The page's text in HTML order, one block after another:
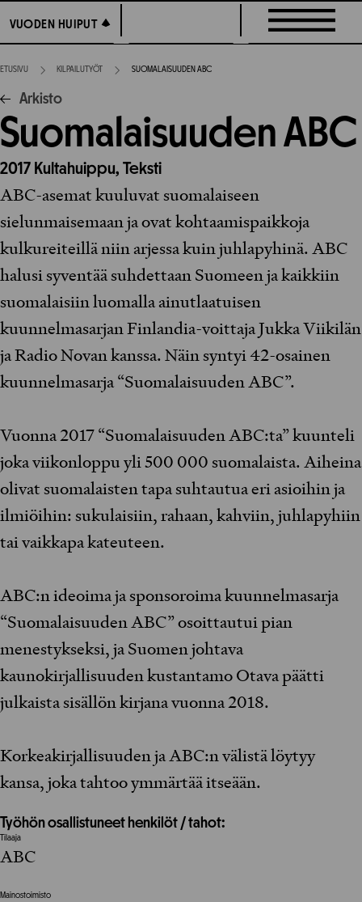
suoraan
sisältöön
VUODEN HUIPUT
VUODEN HUIPUT
ETUSIVU KILPAILUTYÖT SUOMALAISUUDEN ABC
Arkisto
Suomalaisuuden ABC
2017 Kultahuippu, Teksti
ABC-asemat kuuluvat suomalaiseen
sielunmaisemaan ja ovat kohtaamispaikkoja
kulkureiteillä niin arjessa kuin juhlapyhinä. ABC
halusi syventää suhdettaan Suomeen ja kaikkiin
suomalaisiin luomalla ainutlaatuisen
kuunnelmasarjan Finlandia-voittaja Jukka Viikilän
ja Radio Novan kanssa. Näin syntyi 42-osainen
kuunnelmasarja “Suomalaisuuden ABC”.
Vuonna 2017 “Suomalaisuuden ABC:ta” kuunteli
joka viikonloppu yli 500 000 suomalaista. Aiheina
olivat suomalaisten tapa suhtautua eri asioihin ja
ilmiöihin: sukulaisiin, rahaan, kahviin, juhlapyhiin
tai vaikkapa kateuteen.
ABC:n ideoima ja sponsoroima kuunnelmasarja
“Suomalaisuuden ABC” osoittautui pian
menestykseksi, ja Suomen johtava
kaunokirjallisuuden kustantamo Otava päätti
julkaista sisällön kirjana vuonna 2018.
Korkeakirjallisuuden ja ABC:n välistä löytyy
kansa, joka tahtoo ymmärtää itseään.
Työhön osallistuneet henkilöt / tahot:
Tilaaja
ABC
Mainostoimisto